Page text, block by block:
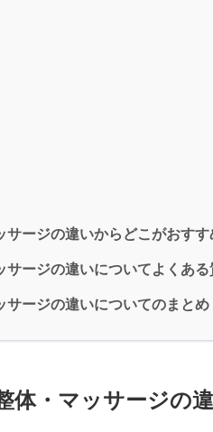
サージの違いからどこがおすす
サージの違いについてよくある
サージの違いについてのまとめ
体・マッサージの